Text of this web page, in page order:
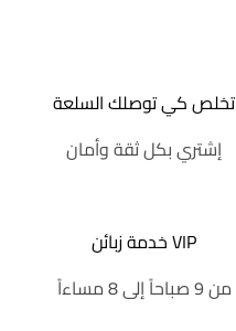
تخلص كي توصلك السلعة
إشتري بكل ثقة وأمان
خدمة زبائن VIP
من 9 صباحاً إلى 8 مساءاً